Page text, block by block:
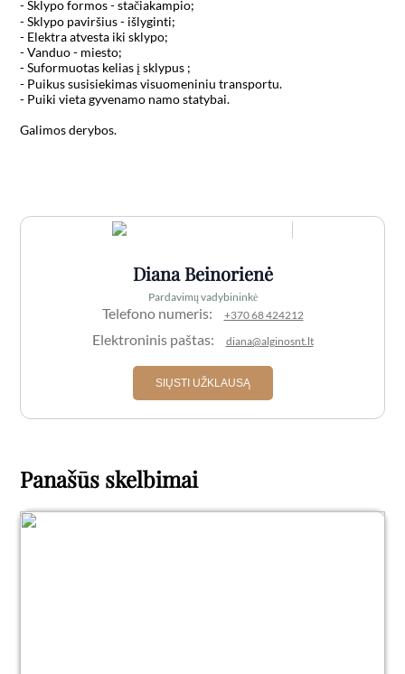
- Sklypo formos - stačiakampio;
- Sklypo paviršius - išlyginti;
- Elektra atvesta iki sklypo;
- Vanduo - miesto;
- Suformuotas kelias į sklypus ;
- Puikus susisiekimas visuomeniniu transportu.
- Puiki vieta gyvenamo namo statybai.
Galimos derybos.
Diana Beinorienė
Pardavimų vadybininkė
Telefono numeris: +370 68 424212
Elektroninis paštas: diana@alginosnt.lt
SIŲSTI UŽKLAUSĄ
Panašūs skelbimai